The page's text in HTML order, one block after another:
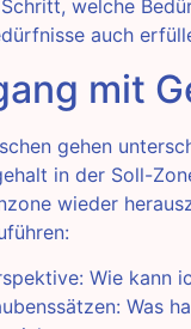
welche
auch
mit
gehen
in der Soll-
wieder
Wie kann
Was